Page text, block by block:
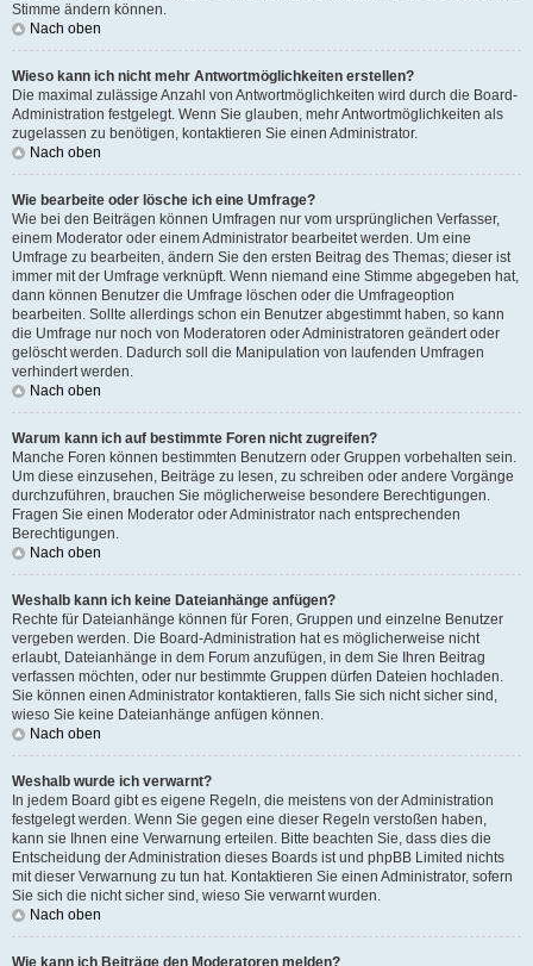
Stimme ändern können.
Nach oben
Wieso kann ich nicht mehr Antwortmöglichkeiten erstellen?
Die maximal zulässige Anzahl von Antwortmöglichkeiten wird durch die Board-
Administration festgelegt. Wenn Sie glauben, mehr Antwortmöglichkeiten als
zugelassen zu benötigen, kontaktieren Sie einen Administrator.
Nach oben
Wie bearbeite oder lösche ich eine Umfrage?
Wie bei den Beiträgen können Umfragen nur vom ursprünglichen Verfasser,
einem Moderator oder einem Administrator bearbeitet werden. Um eine
Umfrage zu bearbeiten, ändern Sie den ersten Beitrag des Themas; dieser ist
immer mit der Umfrage verknüpft. Wenn niemand eine Stimme abgegeben hat,
dann können Benutzer die Umfrage löschen oder die Umfrageoption
bearbeiten. Sollte allerdings schon ein Benutzer abgestimmt haben, so kann
die Umfrage nur noch von Moderatoren oder Administratoren geändert oder
gelöscht werden. Dadurch soll die Manipulation von laufenden Umfragen
verhindert werden.
Nach oben
Warum kann ich auf bestimmte Foren nicht zugreifen?
Manche Foren können bestimmten Benutzern oder Gruppen vorbehalten sein.
Um diese einzusehen, Beiträge zu lesen, zu schreiben oder andere Vorgänge
durchzuführen, brauchen Sie möglicherweise besondere Berechtigungen.
Fragen Sie einen Moderator oder Administrator nach entsprechenden
Berechtigungen.
Nach oben
Weshalb kann ich keine Dateianhänge anfügen?
Rechte für Dateianhänge können für Foren, Gruppen und einzelne Benutzer
vergeben werden. Die Board-Administration hat es möglicherweise nicht
erlaubt, Dateianhänge in dem Forum anzufügen, in dem Sie Ihren Beitrag
verfassen möchten, oder nur bestimmte Gruppen dürfen Dateien hochladen.
Sie können einen Administrator kontaktieren, falls Sie sich nicht sicher sind,
wieso Sie keine Dateianhänge anfügen können.
Nach oben
Weshalb wurde ich verwarnt?
In jedem Board gibt es eigene Regeln, die meistens von der Administration
festgelegt werden. Wenn Sie gegen eine dieser Regeln verstoßen haben,
kann sie Ihnen eine Verwarnung erteilen. Bitte beachten Sie, dass dies die
Entscheidung der Administration dieses Boards ist und phpBB Limited nichts
mit dieser Verwarnung zu tun hat. Kontaktieren Sie einen Administrator, sofern
Sie sich die nicht sicher sind, wieso Sie verwarnt wurden.
Nach oben
Wie kann ich Beiträge den Moderatoren melden?